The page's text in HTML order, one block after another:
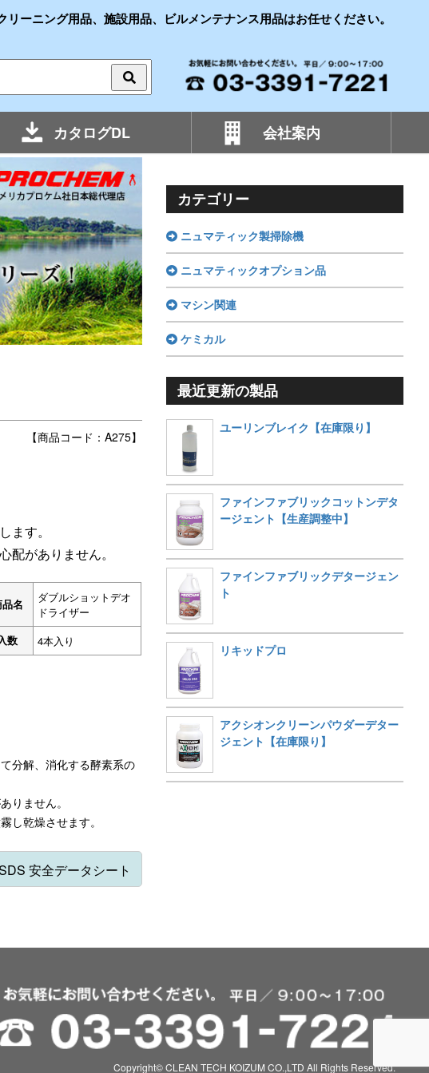
ーニング用品、施設用品、ビルメンテナンス用品はお任せください。
カタログDL 会社案内
【商品コード：A275】
ます。
配がありません。
名
ダブルショットデオ
ドライザー
数 4本入り
分解、消化する酵素系の
りません。
し乾燥させます。
安全データシート
カテゴリー
ニュマティック製掃除機
ニュマティックオプション品
マシン関連
ケミカル
最近更新の製品
ユーリンブレイク【在庫限り】
ファインファブリックコットンデタ
ージェント【生産調整中】
ファインファブリックデタージェン
ト
リキッドプロ
アクシオンクリーンパウダーデター
ジェント【在庫限り】
Copyright© CLEAN TECH KOIZUM CO.,LTD All Rights Reserved.